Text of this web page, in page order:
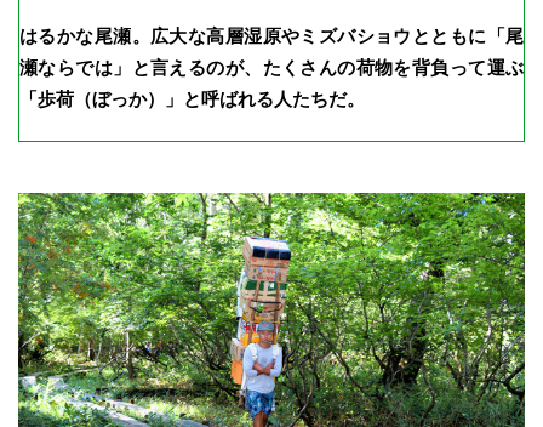
はるかな尾瀬。広大な高層湿原やミズバショウとともに「尾
瀬ならでは」と言えるのが、たくさんの荷物を背負って運ぶ
「歩荷（ぼっか）」と呼ばれる人たちだ。